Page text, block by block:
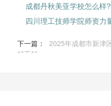
成都丹秋美亚学校怎么样
四川理工技师学院师资力
下一篇：
2025年成都市新津
好不好